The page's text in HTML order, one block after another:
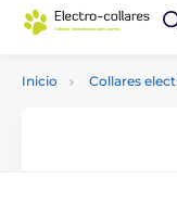
Inicio Collares